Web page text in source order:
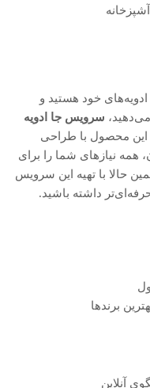
ادویه‌های خود هستید و
سرویس جا ادویه
این محصول با طراحی
همه نیازهای شما را برای
حالا با تهیه این سرویس
داشته باشید.
برندها
آنلاین